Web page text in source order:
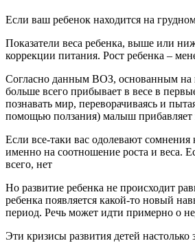
Если ваш ребенок находится на
Показатели веса ребенка, выше или
коррекции питания. Рост ребенка –
Согласно данным ВОЗ, основанным на
больше всего прибывает в весе в
познавать мир, переворачиваясь и
помощью ползания) малыш прибавляет
Если все-таки вас одолевают
именно на соотношение роста и веса.
всего, нет
Но развитие ребенка не происходит
ребенка появляется какой-то новый
период. Речь может идти примерно о
Эти кризисы развития детей